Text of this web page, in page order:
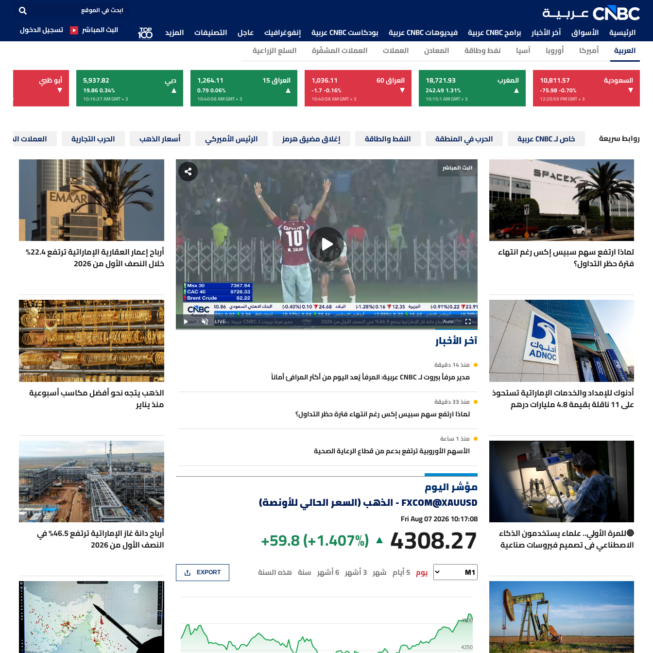
الرئيسية الأسواق آخر الأخبار برامج CNBC عربية فيديوهات CNBC عربية بودكاست CNBC عربية إنفوغرافيك عاجل التصنيفات المزيد البث المباشر تسجيل الدخول
العربية أميركا أوروبا آسيا نفط وطاقة المعادن العملات العملات المشفّرة السلع الزراعية
السعودية 10,811.57
-75.98 -0.70%
12:20:59 PMGMT + 3
المغرب 18,721.93
242.49 1.31%
10:15:1 AMGMT + 3
العراق 60 1,036.11
-1.7 -0.16%
10:40:58 AMGMT + 3
العراق 15 1,264.11
0.79 0.06%
10:40:58 AMGMT + 3
دبي 5,937.82
19.86 0.34%
10:16:37 AMGMT + 3
أبو ظبي
+ 3
روابط سريعة خاص لـ CNBC عربية الحرب في المنطقة النفط والطاقة إغلاق مضيق هرمز الرئيس الأميركي أسعار الذهب الحرب التجارية العملات
أرباح إعمار العقارية الإماراتية ترتفع 22.4%
خلال النصف الأول من 2026
الذهب يتجه نحو أفضل مكاسب أسبوعية
منذ يناير
أرباح دانة غاز الإماراتية ترتفع 46.5% في
النصف الأول من 2026
Play UnmuteStream
LIVE Auto Fullscreen
البث المباشر
آخر الأخبار
منذ 14 دقيقة
مدير مرفأ بيروت لـ CNBC عربية: المرفأ يُعد اليوم من أكثر المرافئ أماناً
منذ 33 دقيقة
لماذا ارتفع سهم سبيس إكس رغم انتهاء فترة حظر التداول؟
منذ 1 ساعة
الأسهم الأوروبية ترتفع بدعم من قطاع الرعاية الصحية
منذ 1 ساعة
أدنوك للإمداد والخدمات الإماراتية تستحوذ على 11 ناقلة بقيمة 4.8 مليارات درهم
أرباح إعمار للتطوير الإماراتية ترتفع 48% خلال النصف الأول من 2026
منذ 2 ساعة
أرباح دانة غاز الإماراتية ترتفع 46.5% في النصف الأول من 2026
أرباح رأس الخيمة العقارية تتراجع بأكثر من 52% خلال النصف الأول من 2026
منذ 4 ساعات
الذهب يتجه نحو أفضل مكاسب أسبوعية منذ يناير
مؤشر اليوم
FXCOM@XAUUSD
-الذهب (السعر الحالي للأونصة)
Fri Aug 07 2026 10:17:08
4308.27
+59.8(+1.407%)
يوم 5 أيام شهر 3 أشهر 6 أشهر سنة هذه السنة EXPORT
4250
4300
لماذا ارتفع سهم سبيس إكس رغم انتهاء
فترة حظر التداول؟
أدنوك للإمداد والخدمات الإماراتية تستحوذ
على 11 ناقلة بقيمة 4.8 مليارات درهم
🔴للمرة الأولي.. علماء يستخدمون الذكاء
الاصطناعي فى تصميم فيروسات صناعية